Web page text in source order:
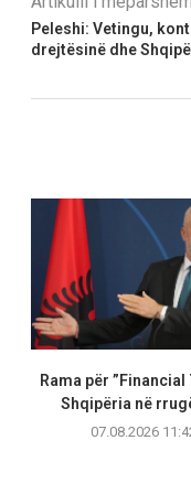
Peleshi: Vetingu,
drejtësinë dhe
Rama për ”Financial
Shqipëria në
07.08.2026